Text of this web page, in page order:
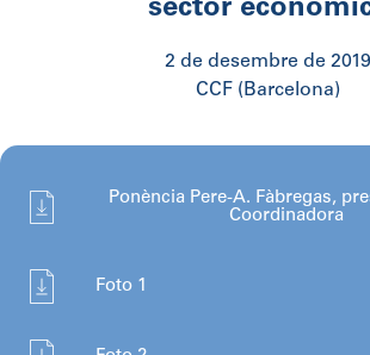
sector
2 de desembre de 2019
CCF (Barcelona)
Ponència Pere-A. Fàbregas,
Coordinadora
Foto 1